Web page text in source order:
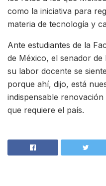
como la iniciativa para
materia de tecnología y
Ante estudiantes de la
de México, el senador
su labor docente se
porque ahí, dijo, está
indispensable
que requiere el país.